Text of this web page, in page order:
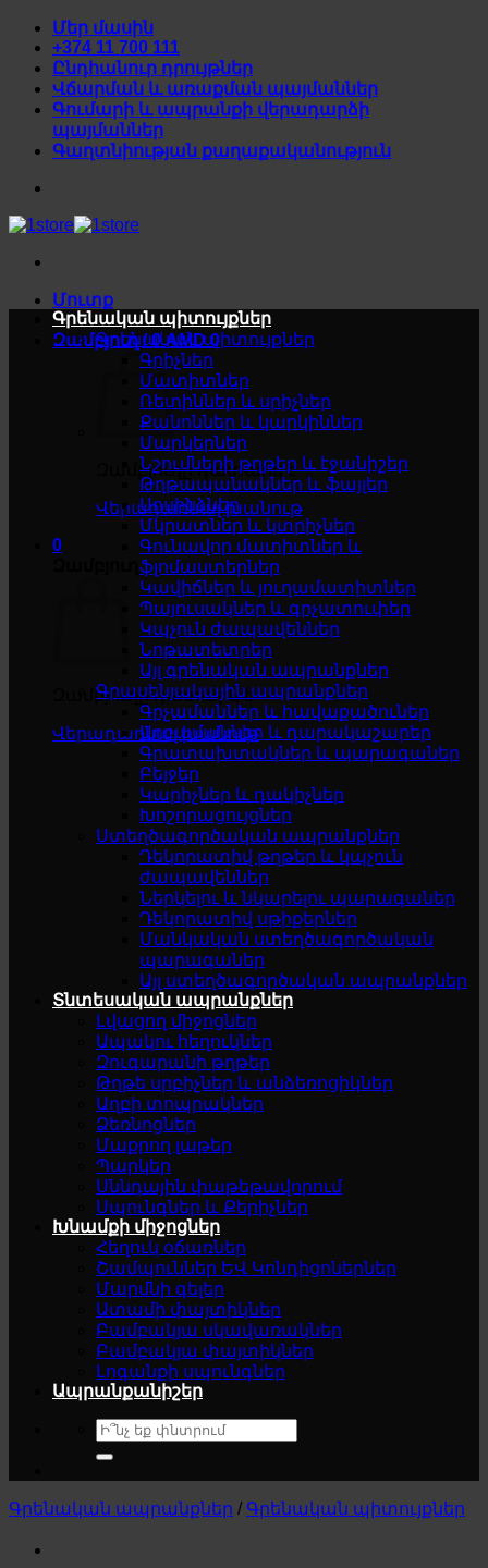
Skip
content
Մեր մասին
+374 11 700 111
Ընդհանուր դրույթներ
Վճարման և առաքման պայմաններ
Գումարի և ապրանքի վերադարձի
պայմաններ
Գաղտնիության քաղաքականություն
Մուտք
Զամբյուղ /0AMD 0
Զամբյուղը դատարկ է
Վերադառնալ խանութ
0
Զամբյուղը դատարկ է
Վերադառնալ խանութ
Գրենական պիտույքներ
Գրենական պիտույքներ
Գրիչներ
Մատիտներ
Ռետիններ և սրիչներ
Քանոններ և կարկիններ
Մարկերներ
Նշումների թղթեր և էջանիշեր
Թղթապանակներ և ֆայլեր
Սոսինձներ
Մկրատներ և կտրիչներ
Գունավոր մատիտներ և
ֆլոմաստերներ
Կավիճներ և յուղամատիտներ
Պայուսակներ և գրչատուփեր
Կպչուն ժապավեններ
Նոթատետրեր
Այլ գրենական ապրանքներ
Գրասենյակային ապրանքներ
Գրչամաններ և հավաքածուներ
Աղբամաններ և դարակաշարեր
Գրատախտակներ և պարագաներ
Բեյջեր
Կարիչներ և դակիչներ
Խոշորացույցներ
Ստեղծագործական ապրանքներ
Դեկորատիվ թղթեր և կպչուն
ժապավեններ
Ներկելու և նկարելու պարագաներ
Դեկորատիվ սթիքերներ
Մանկական ստեղծագործական
պարագաներ
Այլ ստեղծագործական ապրանքներ
Տնտեսական ապրանքներ
Լվացող միջոցներ
Ապակու հեղուկներ
Զուգարանի թղթեր
Թղթե սրբիչներ և անձեռոցիկներ
Աղբի տոպրակներ
Ձեռնոցներ
Մաքրող լաթեր
Պարկեր
Սննդային փաթեթավորում
Սպունգներ և Քերիչներ
Խնամքի միջոցներ
Հեղուկ օճառներ
Շամպուններ ԵՎ Կոնդիցոներներ
Մարմնի գելեր
Ատամի փայտիկներ
Բամբակյա սկավառակներ
Բամբակյա փայտիկներ
Լոգանքի սպունգներ
Ապրանքանիշեր
Search
for:
Գրենական ապրանքներ / Գրենական պիտույքներ